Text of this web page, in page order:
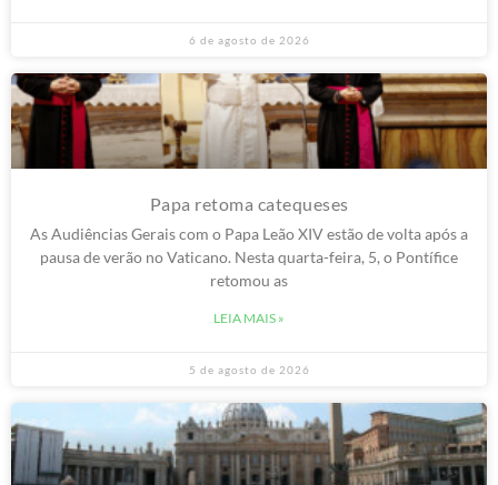
6 de agosto de 2026
Papa retoma catequeses
As Audiências Gerais com o Papa Leão XIV estão de volta após a
pausa de verão no Vaticano. Nesta quarta-feira, 5, o Pontífice
retomou as
LEIA MAIS »
5 de agosto de 2026